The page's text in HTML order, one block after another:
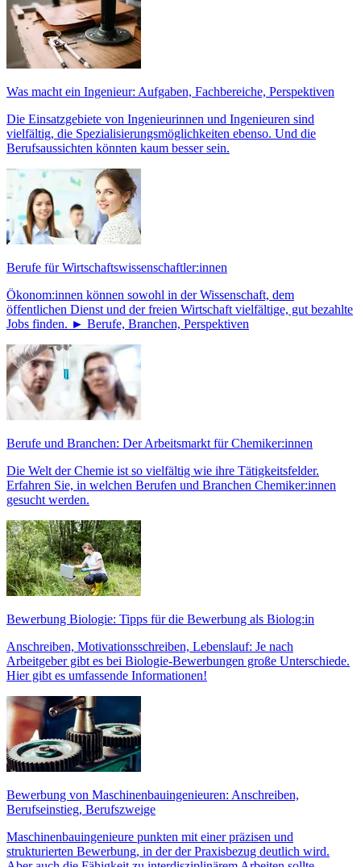
Was macht ein Ingenieur: Aufgaben, Fachbereiche, Perspektiven
Die Einsatzgebiete von Ingenieurinnen und Ingenieuren sind
vielfältig, die Spezialisierungsmöglichkeiten ebenso. Und die
Berufsaussichten könnten kaum besser sein.
Berufe für Wirtschaftswissenschaftler:innen
Ökonom:innen können sowohl in der Wissenschaft, dem
öffentlichen Dienst und der freien Wirtschaft vielfältige, gut bezahlte
Jobs finden. ► Berufe, Branchen, Perspektiven
Berufe und Branchen: Der Arbeitsmarkt für Chemiker:innen
Die Welt der Chemie ist so vielfältig wie ihre Tätigkeitsfelder.
Erfahren Sie, in welchen Berufen und Branchen Chemiker:innen
gesucht werden.
Bewerbung Biologie: Tipps für die Bewerbung als Biolog:in
Anschreiben, Motivationsschreiben, Lebenslauf: Je nach
Arbeitgeber gibt es bei Biologie-Bewerbungen große Unterschiede.
Hier gibt es umfassende Informationen!
Bewerbung von Maschinenbauingenieuren: Anschreiben,
Berufseinstieg, Berufszweige
Maschinenbauingenieure punkten mit einer präzisen und
strukturierten Bewerbung, in der der Praxisbezug deutlich wird.